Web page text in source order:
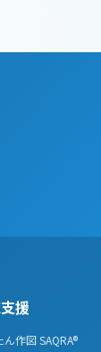
援
ん作図 SAQRA®